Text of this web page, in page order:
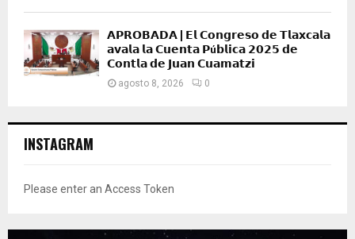
𝗔𝗣𝗥𝗢𝗕𝗔𝗗𝗔 | 𝗘𝗹 𝗖𝗼𝗻𝗴𝗿𝗲𝘀𝗼 𝗱𝗲 𝗧𝗹𝗮𝘅𝗰𝗮𝗹𝗮
𝗮𝘃𝗮𝗹𝗮 𝗹𝗮 𝗖𝘂𝗲𝗻𝘁𝗮 𝗣ú𝗯𝗹𝗶𝗰𝗮 𝟮𝟬𝟮𝟱 𝗱𝗲
𝗖𝗼𝗻𝘁𝗹𝗮 𝗱𝗲 𝗝𝘂𝗮𝗻 𝗖𝘂𝗮𝗺𝗮𝘁𝘇𝗶
agosto 8, 2026 0
INSTAGRAM
Please enter an Access Token